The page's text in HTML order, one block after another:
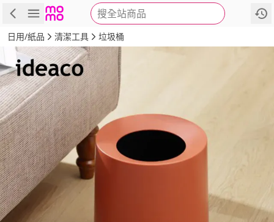
搜全站商品
商品 評價 詳情
日用/紙品 清潔工具 垃圾桶